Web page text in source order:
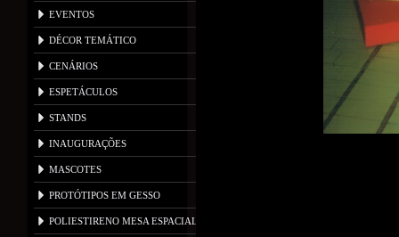
EVENTOS
DÉCOR TEMÁTICO
CENÁRIOS
ESPETÁCULOS
STANDS
INAUGURAÇÕES
MASCOTES
PROTÓTIPOS EM GESSO
POLIESTIRENO MESA ESPACIAL